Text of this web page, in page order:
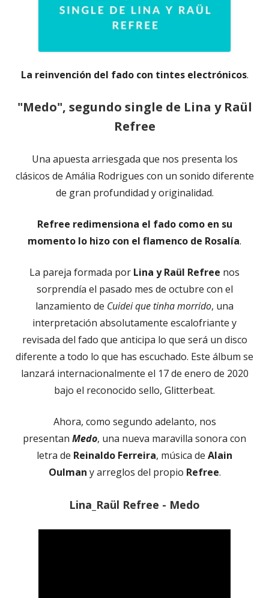
La reinvención del fado con tintes electrónicos.
"Medo", segundo single de Lina y Raül
Refree
Una apuesta arriesgada que nos presenta los
clásicos de Amália Rodrigues con un sonido diferente
de gran profundidad y originalidad.
Refree redimensiona el fado como en su
momento lo hizo con el flamenco de Rosalía.
La pareja formada por Lina y Raül Refree nos
sorprendía el pasado mes de octubre con el
lanzamiento de Cuidei que tinha morrido, una
interpretación absolutamente escalofriante y
revisada del fado que anticipa lo que será un disco
diferente a todo lo que has escuchado. Este álbum se
lanzará internacionalmente el 17 de enero de 2020
bajo el reconocido sello, Glitterbeat.
Ahora, como segundo adelanto, nos
presentan Medo, una nueva maravilla sonora con
letra de Reinaldo Ferreira, música de Alain
Oulman y arreglos del propio Refree.
Lina_Raül Refree - Medo